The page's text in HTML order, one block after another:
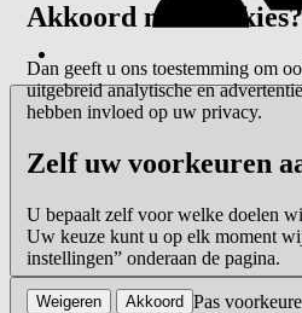
Akkoord met
Dan geeft u ons toestemming om
uitgebreid analytische en
hebben invloed op uw privacy.
Zelf uw voorkeuren
U bepaalt zelf voor welke doelen
Uw keuze kunt u op elk moment
instellingen” onderaan de pagina.
Pas
Weigeren Akkoord